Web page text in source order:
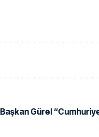
Başkan Gürel